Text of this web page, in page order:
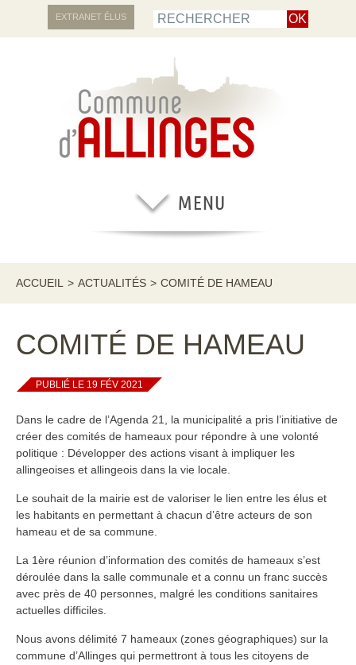
EXTRANET ÉLUS
ACCUEIL > ACTUALITÉS > COMITÉ DE HAMEAU
COMITÉ DE HAMEAU
PUBLIÉ LE 19 FÉV 2021
Dans le cadre de l’Agenda 21, la municipalité a pris l’initiative de
créer des comités de hameaux pour répondre à une volonté
politique : Développer des actions visant à impliquer les
allingeoises et allingeois dans la vie locale.
Le souhait de la mairie est de valoriser le lien entre les élus et
les habitants en permettant à chacun d’être acteurs de son
hameau et de sa commune.
La 1ère réunion d’information des comités de hameaux s’est
déroulée dans la salle communale et a connu un franc succès
avec près de 40 personnes, malgré les conditions sanitaires
actuelles difficiles.
Nous avons délimité 7 hameaux (zones géographiques) sur la
commune d’Allinges qui permettront à tous les citoyens de